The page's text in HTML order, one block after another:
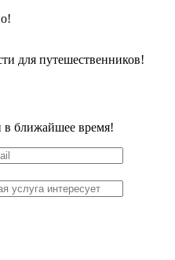
для путешественников!
ближайшее время!